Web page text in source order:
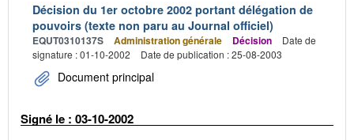
Décision du 1er octobre 2002 portant délégation de
pouvoirs (texte non paru au Journal officiel)
EQUT0310137S Administration générale Décision
Date de
signature : 01-10-2002
Date de publication : 25-08-2003
Document principal
Signé le : 03-10-2002